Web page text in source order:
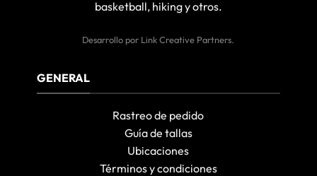
basketball, hiking y otros.
Desarrollo por Link Creative Partners.
GENERAL
Rastreo de pedido
Guía de tallas
Ubicaciones
Términos y condiciones